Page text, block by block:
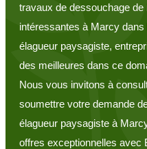
travaux de dessouchage
intéressantes à Marcy
élagueur paysagiste,
des meilleures dans ce
Nous vous invitons à
soumettre votre demande
élagueur paysagiste à
offres exceptionnelles avec